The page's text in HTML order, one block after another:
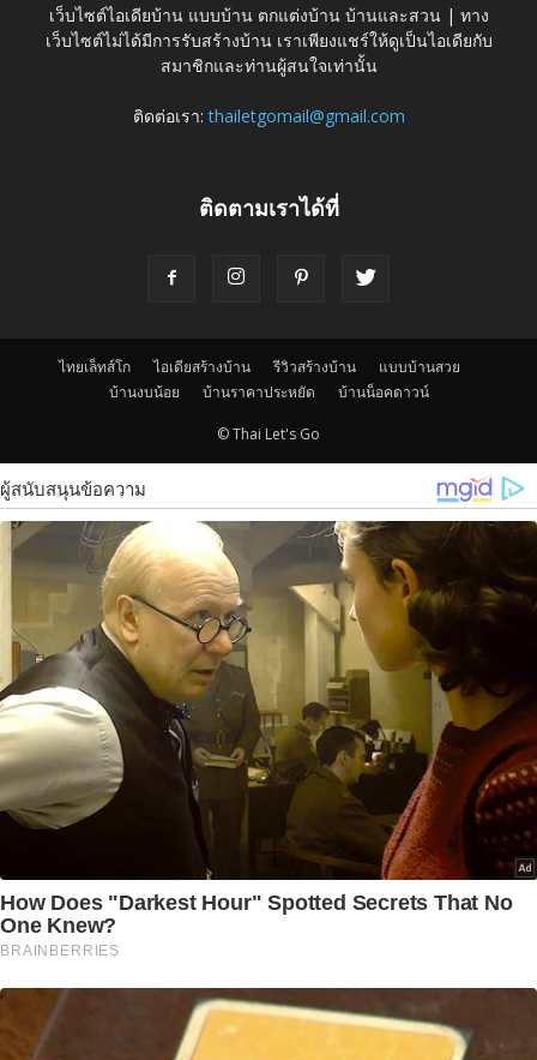
เว็บไซต์ไอเดียบ้าน แบบบ้าน ตกแต่งบ้าน บ้านและสวน | ทาง
เว็บไซต์ไม่ได้มีการรับสร้างบ้าน เราเพียงแชร์ให้ดูเป็นไอเดียกับ
สมาชิกและท่านผู้สนใจเท่านั้น
ติดต่อเรา:thailetgomail@gmail.com
ติดตามเราได้ที่
ไทยเล็ทส์โก ไอเดียสร้างบ้าน รีวิวสร้างบ้าน
แบบบ้านสวย
บ้านงบน้อย
บ้านราคาประหยัด บ้านน็อคดาวน์
© Thai Let's Go